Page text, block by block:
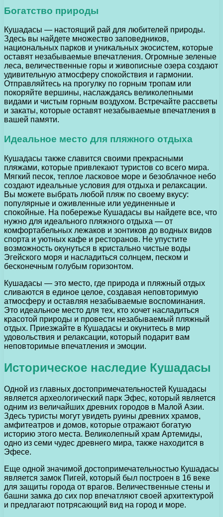
Богатство природы
Кушадасы — настоящий рай для любителей природы.
Здесь вы найдете множество заповедников,
национальных парков и уникальных экосистем, которые
оставят незабываемые впечатления. Огромные зеленые
леса, величественные горы и живописные озера создают
удивительную атмосферу спокойствия и гармонии.
Отправляйтесь на прогулку по горным тропам или
покоряйте вершины, наслаждаясь великолепными
видами и чистым горным воздухом. Встречайте рассветы
и закаты, которые оставят незабываемые впечатления в
вашей памяти.
Идеальное место для пляжного отдыха
Кушадасы также славится своими прекрасными
пляжами, которые привлекают туристов со всего мира.
Мягкий песок, теплое ласковое море и безоблачное небо
создают идеальные условия для отдыха и релаксации.
Вы можете выбрать любой пляж по своему вкусу:
популярные и оживленные или уединенные и
спокойные. На побережье Кушадасы вы найдете все, что
нужно для идеального пляжного отдыха — от
комфортабельных лежаков и зонтиков до водных видов
спорта и уютных кафе и ресторанов. Не упустите
возможность окунуться в кристально чистые воды
Эгейского моря и насладиться солнцем, песком и
бесконечным голубым горизонтом.
Кушадасы — это место, где природа и пляжный отдых
сливаются в единое целое, создавая неповторимую
атмосферу и оставляя незабываемые воспоминания.
Это идеальное место для тех, кто хочет насладиться
красотой природы и провести незабываемый пляжный
отдых. Приезжайте в Кушадасы и окунитесь в мир
удовольствия и релаксации, который подарит вам
неповторимые впечатления и эмоции.
Историческое наследие Кушадасы
Одной из главных достопримечательностей Кушадасы
является археологический парк Эфес, который является
одним из величайших древних городов в Малой Азии.
Здесь туристы могут увидеть руины древних храмов,
амфитеатров и домов, которые отражают богатую
историю этого места. Великолепный храм Артемиды,
одно из семи чудес древнего мира, также находится в
Эфесе.
Еще одной значимой достопримечательностью Кушадасы
является замок Пигей, который был построен в 16 веке
для защиты города от врагов. Величественные стены и
башни замка до сих пор впечатляют своей архитектурой
и предлагают потрясающий вид на город и море.